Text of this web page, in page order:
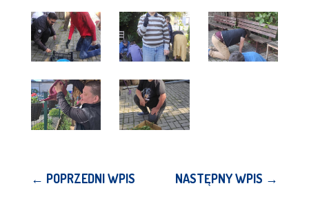
← POPRZEDNI WPIS NASTĘPNY WPIS →